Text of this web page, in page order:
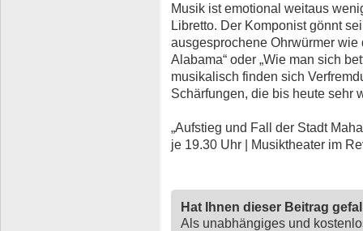
Musik ist emotional weitaus
Libretto. Der Komponist gönnt
ausgesprochene Ohrwürmer wie
Alabama“ oder „Wie man sich
musikalisch finden sich
Schärfungen, die bis heute sehr
„Aufstieg und Fall der Stadt
je 19.30 Uhr | Musiktheater im
Hat Ihnen dieser Beitrag
Als unabhängiges und